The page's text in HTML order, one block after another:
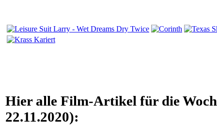
Hier alle Film-Artikel für die
22.11.2020):